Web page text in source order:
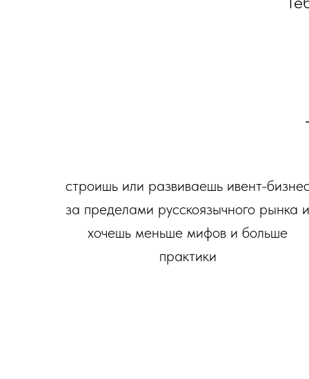
строишь или развиваешь ивент-
за пределами русскоязычного рынка и
хочешь меньше мифов и больше
практики